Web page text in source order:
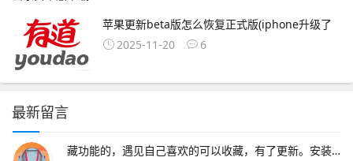
苹果更新beta版怎么恢复正式版(iphone升级了
2025-11-20
6
最新留言
藏功能的，遇见自己喜欢的可以收藏，有了更新。安装在苹果设备上的UC浏览器版本可能存在不兼容问题，导致无法正常使用网络问题网络连接不稳定或网络设置不正确，可能导致无法访问UC浏览器设备设置